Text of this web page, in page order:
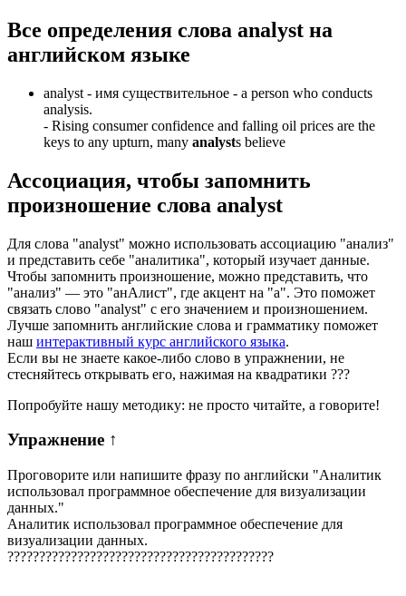
Все определения слова analyst на
английском языке
analyst - имя существительное - a person who conducts
analysis.
- Rising consumer confidence and falling oil prices are the
keys to any upturn, many analysts believe
Ассоциация, чтобы запомнить
произношение слова analyst
Для слова "analyst" можно использовать ассоциацию "анализ"
и представить себе "аналитика", который изучает данные.
Чтобы запомнить произношение, можно представить, что
"анализ" — это "анАлист", где акцент на "а". Это поможет
связать слово "analyst" с его значением и произношением.
Лучше запомнить английские слова и грамматику поможет
наш интерактивный курс английского языка.
Если вы не знаете какое-либо слово в упражнении, не
стесняйтесь открывать его, нажимая на квадратики ???
Попробуйте нашу методику: не просто читайте, а говорите!
Упражнение ↑
Проговорите или напишите фразу по английски "Аналитик
использовал программное обеспечение для визуализации
данных."
Аналитик использовал программное обеспечение для
визуализации данных.
??????????????????????????????????????????